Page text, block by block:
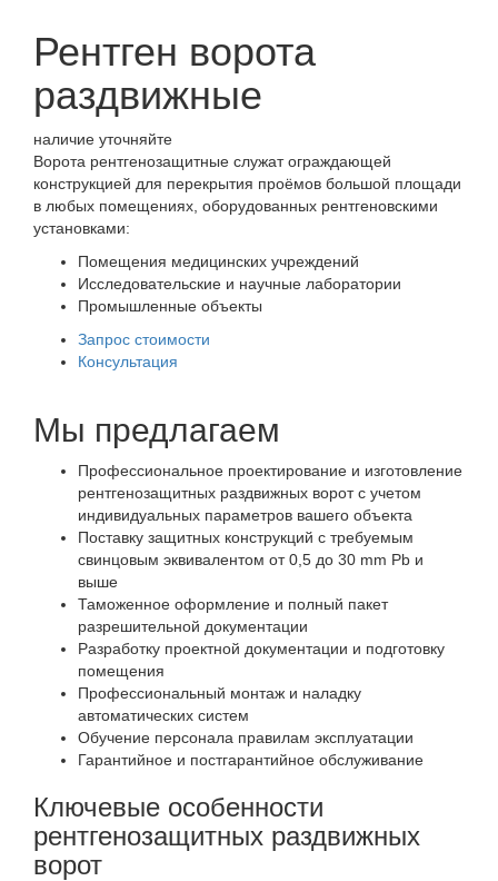
Рентген ворота
раздвижные
наличие уточняйте
Ворота рентгенозащитные служат ограждающей
конструкцией для перекрытия проёмов большой площади
в любых помещениях, оборудованных рентгеновскими
установками:
Помещения медицинских учреждений
Исследовательские и научные лаборатории
Промышленные объекты
Запрос стоимости
Консультация
Мы предлагаем
Профессиональное проектирование и изготовление
рентгенозащитных раздвижных ворот с учетом
индивидуальных параметров вашего объекта
Поставку защитных конструкций с требуемым
свинцовым эквивалентом от 0,5 до 30 mm Pb и
выше
Таможенное оформление и полный пакет
разрешительной документации
Разработку проектной документации и подготовку
помещения
Профессиональный монтаж и наладку
автоматических систем
Обучение персонала правилам эксплуатации
Гарантийное и постгарантийное обслуживание
Ключевые особенности
рентгенозащитных раздвижных
ворот